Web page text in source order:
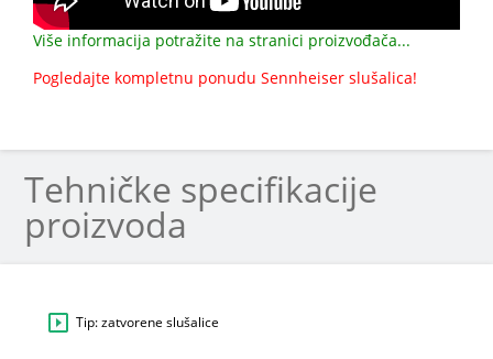
Više informacija potražite na stranici proizvođača...
Pogledajte kompletnu ponudu Sennheiser slušalica!
Tehničke specifikacije
proizvoda
Tip: zatvorene slušalice